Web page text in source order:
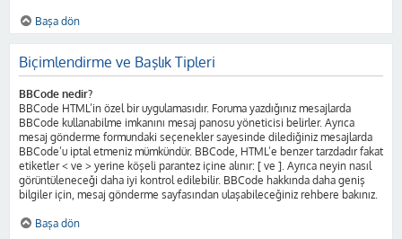
Başa dön
Biçimlendirme ve Başlık Tipleri
BBCode nedir?
BBCode HTML’in özel bir uygulamasıdır. Foruma yazdığınız mesajlarda
BBCode kullanabilme imkanını mesaj panosu yöneticisi belirler. Ayrıca
mesaj gönderme formundaki seçenekler sayesinde dilediğiniz mesajlarda
BBCode’u iptal etmeniz mümkündür. BBCode, HTML’e benzer tarzdadır fakat
etiketler < ve > yerine köşeli parantez içine alınır: [ ve ]. Ayrıca neyin nasıl
görüntüleneceği daha iyi kontrol edilebilir. BBCode hakkında daha geniş
bilgiler için, mesaj gönderme sayfasından ulaşabileceğiniz rehbere bakınız.
Başa dön